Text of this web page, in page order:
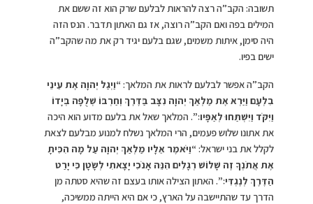
תשובה: הקב”ה רצה להראות לבלעם שרק הוא זה ששם את
המילים בפה ואם הקב”ה רוצה, אז גם האתון תדבר. הנס הזה
היה סימן, איתות משמים, שגם בלעם יגיד רק את מה שהקב”ה
ישים בפיו.
הקב”ה אפשר לבלעם לראות את המלאך:“וַיְגַל יְהוָה אֶת עֵינֵי
בִלְעָם וַיַּרְא אֶת מַלְאַךְ יְהוָה נִצָּב בַּדֶּרֶךְ וְחַרְבּוֹ שְׁלֻפָה בְּיָדוֹ
וַיִּקֹּד וַיִּשְׁתַּחוּ לְאַפָּיו׃”. המלאך שאל את בלעם מדוע הוא היכה
את אתונו שלוש פעמים, הרי המלאך נשלח למנוע מבלעם לצאת
לקלל את בני ישראל:“וַיֹּאמֶר אֵלָיו מַלְאַךְ יְהוָה עַל מָה הִכִּיתָ
אֶת אֲתֹנְךָ זֶה שָׁלוֹשׁ רְגָלִים הִנֵּה אָנֹכִי יָצָאתִי לְשָׂטָן כִּי יָרַט
הַדֶּרֶךְ לְנֶגְדִּי׃”. האתון הצילה אותו בעצם זה שהיא סטתה מן
הדרך עד שהתיישבה על הארץ, כי אם היא הייתה ממשיכה,